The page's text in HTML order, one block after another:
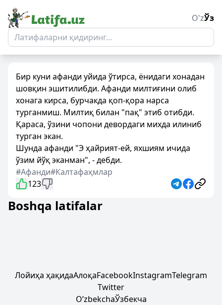
O'zЎз
Бир куни афанди уйида ўтирса, ёнидаги хонадан
шовқин эшитилибди. Афанди милтиғини олиб
хонага кирса, бурчакда қоп-қора нарса
турганмиш. Милтиқ билан "пақ" этиб отибди.
Қараса, ўзини чопони девордаги михда илиниб
турган экан.
Шунда афанди "Э ҳайрият-ей, яхшиям ичида
ўзим йўқ эканман", - дебди.
#Афанди#Калтафаҳмлар
123
Boshqa latifalar
Лойиҳа ҳақидаАлоқаFacebookInstagramTelegram
Twitter
OʼzbekchaЎзбекча